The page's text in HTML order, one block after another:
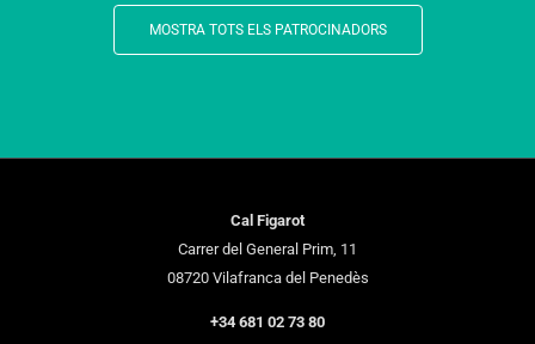
MOSTRA TOTS ELS PATROCINADORS
Cal Figarot
Carrer del General Prim, 11
08720 Vilafranca del Penedès
+34 681 02 73 80